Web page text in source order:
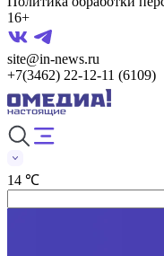
16+
site@in-news.ru
+7(3462) 22-12-11 (6109)
14 ℃